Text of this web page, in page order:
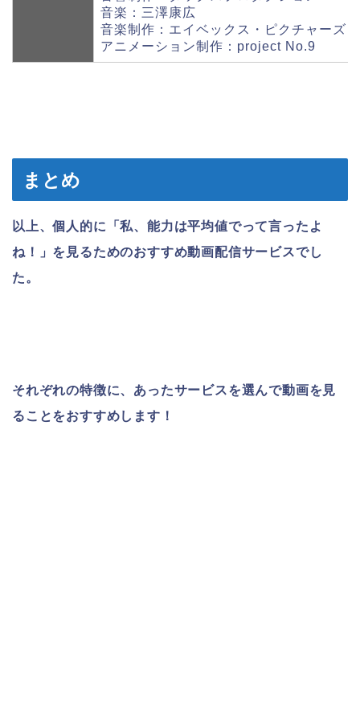
音楽：三澤康広
音楽制作：エイベックス・ピクチャーズ
アニメーション制作：project No.9
まとめ
以上、個人的に「私、能力は平均値でって言ったよ
ね！」を見るためのおすすめ動画配信サービスでし
た。
それぞれの特徴に、あったサービスを選んで動画を見
ることをおすすめします！